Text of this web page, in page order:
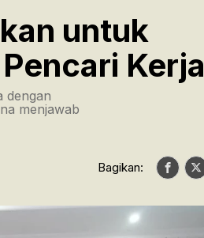
untuk
Kerja
dengan
menjawab
Bagikan: